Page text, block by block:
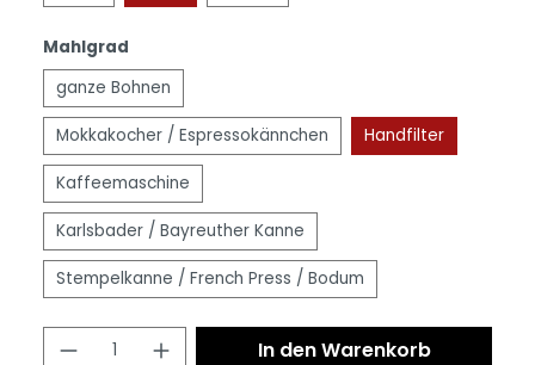
Mahlgrad
ganze Bohnen
Mokkakocher / Espressokännchen Handfilter
Kaffeemaschine
Karlsbader / Bayreuther Kanne
Stempelkanne / French Press / Bodum
In den Warenkorb